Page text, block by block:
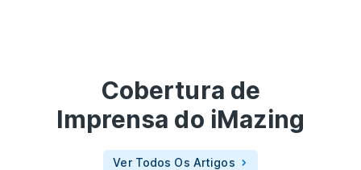
Cobertura de
Imprensa do iMazing
Ver Todos Os Artigos